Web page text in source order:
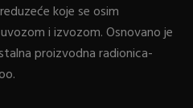
koje se osim
i izvozom. Osnovano je
proizvodna radionica-